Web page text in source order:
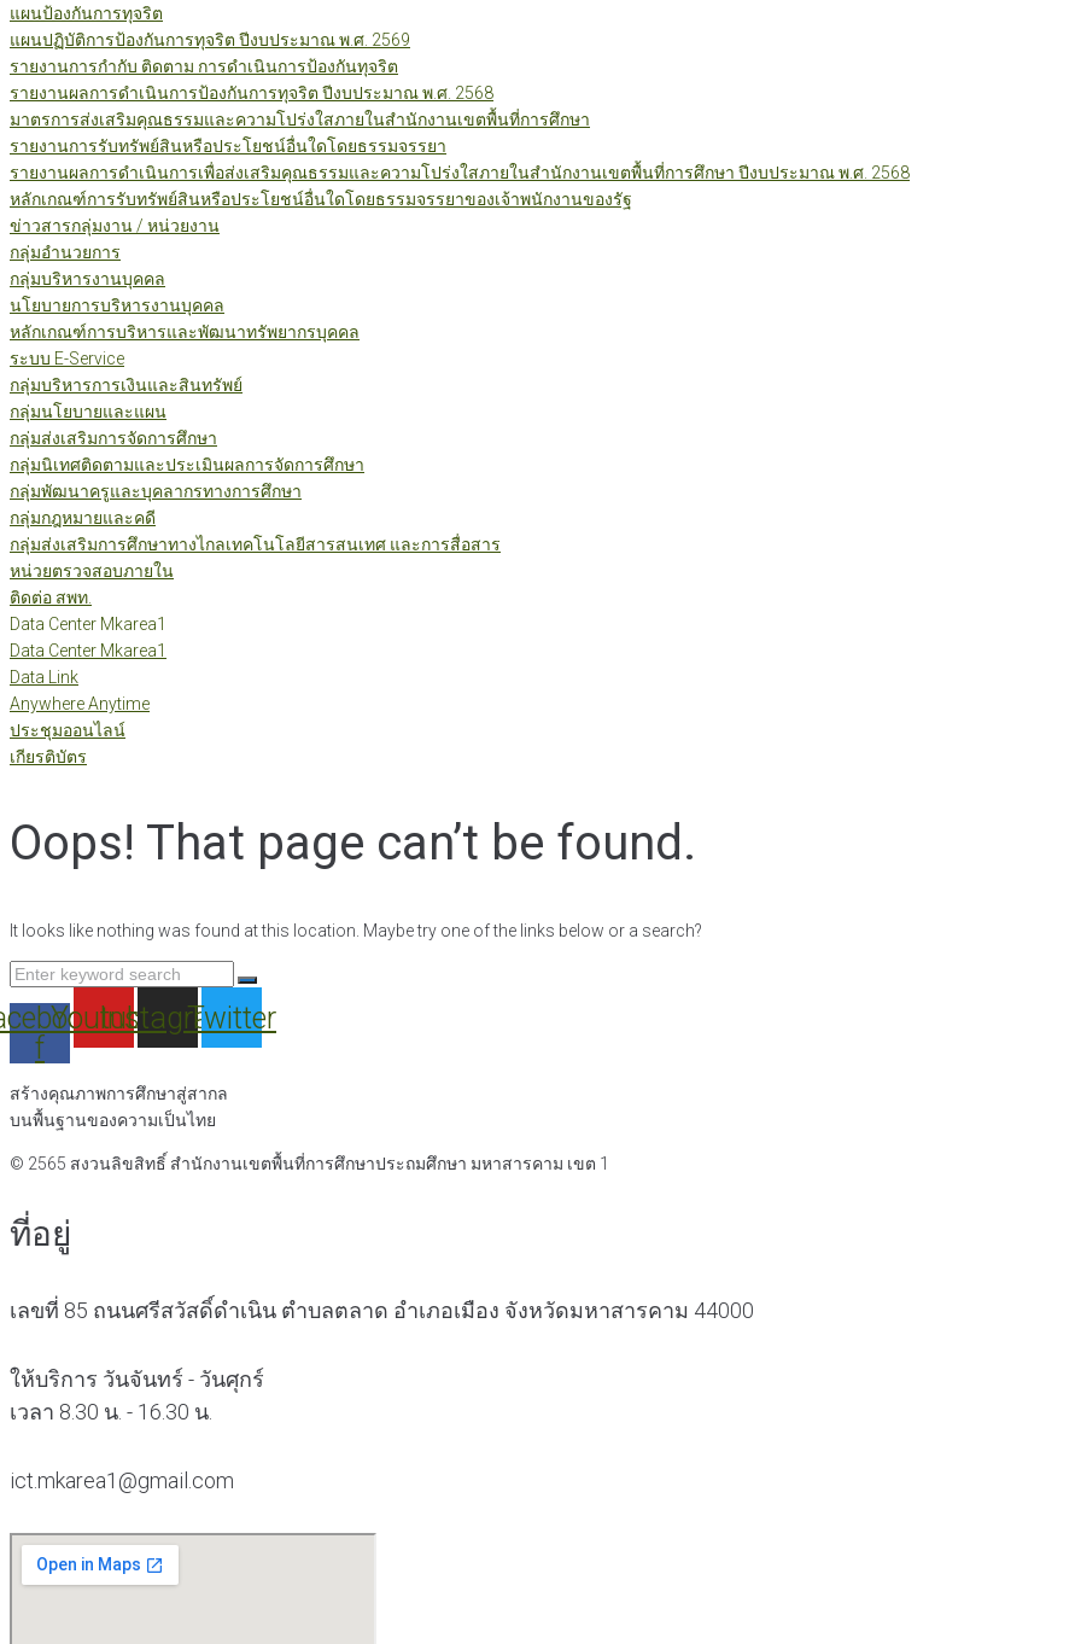
แผนป้องกันการทุจริต
แผนปฏิบัติการป้องกันการทุจริต ปีงบประมาณ พ.ศ. 2569
รายงานการกำกับ ติดตาม การดำเนินการป้องกันทุจริต
รายงานผลการดำเนินการป้องกันการทุจริต ปีงบประมาณ พ.ศ. 2568
มาตรการส่งเสริมคุณธรรมและความโปร่งใสภายในสำนักงานเขตพื้นที่การศึกษา
รายงานการรับทรัพย์สินหรือประโยชน์อื่นใดโดยธรรมจรรยา
รายงานผลการดำเนินการเพื่อส่งเสริมคุณธรรมและความโปร่งใสภายในสำนักงานเขตพื้นที่การศึกษา ปีงบประมาณ พ.ศ. 2568
หลักเกณฑ์การรับทรัพย์สินหรือประโยชน์อื่นใดโดยธรรมจรรยาของเจ้าพนักงานของรัฐ
ข่าวสารกลุ่มงาน / หน่วยงาน
กลุ่มอำนวยการ
กลุ่มบริหารงานบุคคล
นโยบายการบริหารงานบุคคล
หลักเกณฑ์การบริหารและพัฒนาทรัพยากรบุคคล
ระบบ E-Service
กลุ่มบริหารการเงินและสินทรัพย์
กลุ่มนโยบายและแผน
กลุ่มส่งเสริมการจัดการศึกษา
กลุ่มนิเทศติดตามและประเมินผลการจัดการศึกษา
กลุ่มพัฒนาครูและบุคลากรทางการศึกษา
กลุ่มกฎหมายและคดี
กลุ่มส่งเสริมการศึกษาทางไกลเทคโนโลยีสารสนเทศ และการสื่อสาร
หน่วยตรวจสอบภายใน
ติดต่อ สพท.
Data Center Mkarea1
Data Center Mkarea1
Data Link
Anywhere Anytime
ประชุมออนไลน์
เกียรติบัตร
Oops! That page can’t be found.
It looks like nothing was found at this location. Maybe try one of the links below or a search?
Search
for:
f
Youtube
Instagram
Twitter
สร้างคุณภาพการศึกษาสู่สากล
บนพื้นฐานของความเป็นไทย
© 2565 สงวนลิขสิทธิ์ สำนักงานเขตพื้นที่การศึกษาประถมศึกษา มหาสารคาม เขต 1
ที่อยู่
เลขที่ 85 ถนนศรีสวัสดิ์ดำเนิน ตำบลตลาด อำเภอเมือง จังหวัดมหาสารคาม 44000
ให้บริการ วันจันทร์ - วันศุกร์
เวลา 8.30 น. - 16.30 น.
ict.mkarea1@gmail.com